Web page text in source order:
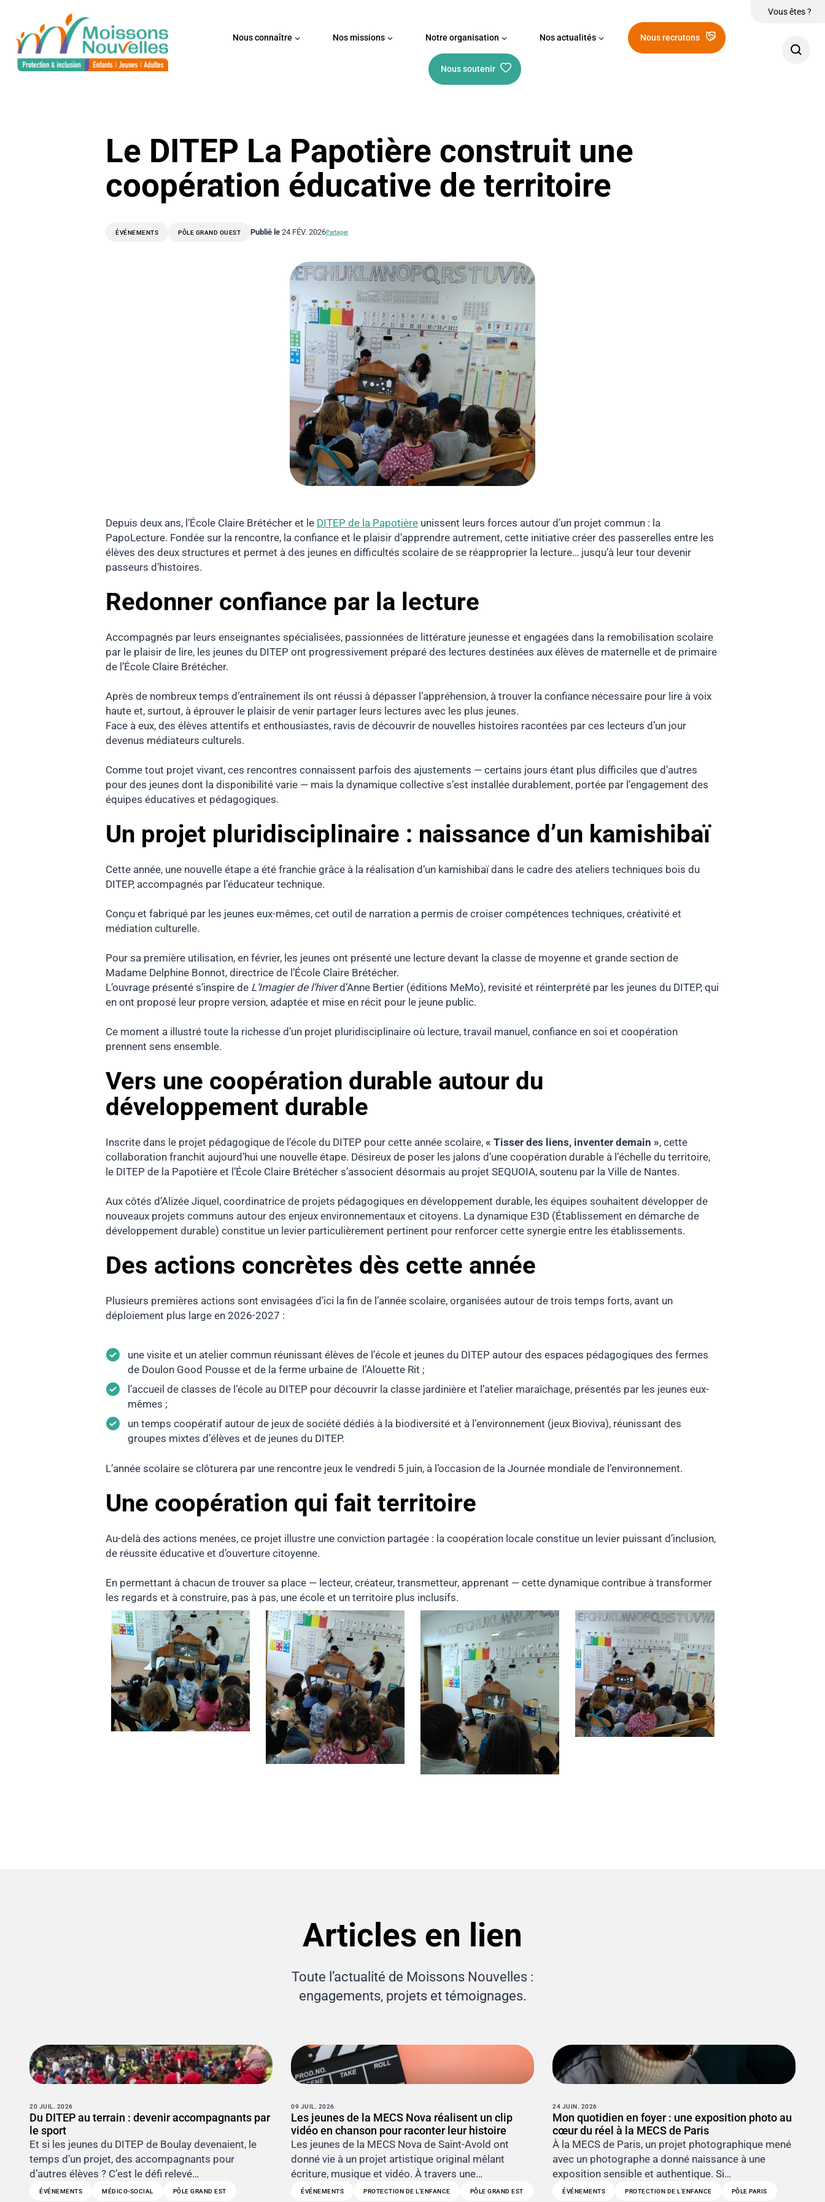
contenu
Vous êtes ?
Nous connaître Nos missions Notre organisation Nos actualités Nous recrutons
Nous soutenir
Le DITEP La Papotière construit une
coopération éducative de territoire
ÉVÉNEMENTS PÔLE GRAND OUEST Publié le 24 FÉV. 2026Partager
Depuis deux ans, l’École Claire Brétécher et le DITEP de la Papotière unissent leurs forces autour d’un projet commun : la
PapoLecture. Fondée sur la rencontre, la confiance et le plaisir d’apprendre autrement, cette initiative créer des passerelles entre les
élèves des deux structures et permet à des jeunes en difficultés scolaire de se réapproprier la lecture… jusqu’à leur tour devenir
passeurs d’histoires.
Redonner confiance par la lecture
Accompagnés par leurs enseignantes spécialisées, passionnées de littérature jeunesse et engagées dans la remobilisation scolaire
par le plaisir de lire, les jeunes du DITEP ont progressivement préparé des lectures destinées aux élèves de maternelle et de primaire
de l’École Claire Brétécher.
Après de nombreux temps d’entraînement ils ont réussi à dépasser l’appréhension, à trouver la confiance nécessaire pour lire à voix
haute et, surtout, à éprouver le plaisir de venir partager leurs lectures avec les plus jeunes.
Face à eux, des élèves attentifs et enthousiastes, ravis de découvrir de nouvelles histoires racontées par ces lecteurs d’un jour
devenus médiateurs culturels.
Comme tout projet vivant, ces rencontres connaissent parfois des ajustements — certains jours étant plus difficiles que d’autres
pour des jeunes dont la disponibilité varie — mais la dynamique collective s’est installée durablement, portée par l’engagement des
équipes éducatives et pédagogiques.
Un projet pluridisciplinaire : naissance d’un kamishibaï
Cette année, une nouvelle étape a été franchie grâce à la réalisation d’un kamishibaï dans le cadre des ateliers techniques bois du
DITEP, accompagnés par l’éducateur technique.
Conçu et fabriqué par les jeunes eux-mêmes, cet outil de narration a permis de croiser compétences techniques, créativité et
médiation culturelle.
Pour sa première utilisation, en février, les jeunes ont présenté une lecture devant la classe de moyenne et grande section de
Madame Delphine Bonnot, directrice de l’École Claire Brétécher.
L’ouvrage présenté s’inspire de L’Imagier de l’hiverd’Anne Bertier (éditions MeMo), revisité et réinterprété par les jeunes du DITEP, qui
en ont proposé leur propre version, adaptée et mise en récit pour le jeune public.
Ce moment a illustré toute la richesse d’un projet pluridisciplinaire où lecture, travail manuel, confiance en soi et coopération
prennent sens ensemble.
Vers une coopération durable autour du
développement durable
Inscrite dans le projet pédagogique de l’école du DITEP pour cette année scolaire, « Tisser des liens, inventer demain », cette
collaboration franchit aujourd’hui une nouvelle étape. Désireux de poser les jalons d’une coopération durable à l’échelle du territoire,
le DITEP de la Papotière et l’École Claire Brétécher s’associent désormais au projet SEQUOIA, soutenu par la Ville de Nantes.
Aux côtés d’Alizée Jiquel, coordinatrice de projets pédagogiques en développement durable, les équipes souhaitent développer de
nouveaux projets communs autour des enjeux environnementaux et citoyens. La dynamique E3D (Établissement en démarche de
développement durable) constitue un levier particulièrement pertinent pour renforcer cette synergie entre les établissements.
Des actions concrètes dès cette année
Plusieurs premières actions sont envisagées d’ici la fin de l’année scolaire, organisées autour de trois temps forts, avant un
déploiement plus large en 2026-2027 :
une visite et un atelier commun réunissant élèves de l’école et jeunes du DITEP autour des espaces pédagogiques des fermes
de Doulon Good Pousse et de la ferme urbaine de l’Alouette Rit ;
l’accueil de classes de l’école au DITEP pour découvrir la classe jardinière et l’atelier maraîchage, présentés par les jeunes eux-
mêmes ;
un temps coopératif autour de jeux de société dédiés à la biodiversité et à l’environnement (jeux Bioviva), réunissant des
groupes mixtes d’élèves et de jeunes du DITEP.
L’année scolaire se clôturera par une rencontre jeux le vendredi 5 juin, à l’occasion de la Journée mondiale de l’environnement.
Une coopération qui fait territoire
Au-delà des actions menées, ce projet illustre une conviction partagée : la coopération locale constitue un levier puissant d’inclusion,
de réussite éducative et d’ouverture citoyenne.
En permettant à chacun de trouver sa place — lecteur, créateur, transmetteur, apprenant — cette dynamique contribue à transformer
les regards et à construire, pas à pas, une école et un territoire plus inclusifs.
Articles en lien
Toute l’actualité de Moissons Nouvelles :
engagements, projets et témoignages.
20 JUIL. 2026
Du DITEP au terrain : devenir accompagnants par
le sport
Et si les jeunes du DITEP de Boulay devenaient, le
temps d’un projet, des accompagnants pour
d’autres élèves ? C’est le défi relevé…
ÉVÉNEMENTS MÉDICO-SOCIAL PÔLE GRAND EST
09 JUIL. 2026
Les jeunes de la MECS Nova réalisent un clip
vidéo en chanson pour raconter leur histoire
Les jeunes de la MECS Nova de Saint-Avold ont
donné vie à un projet artistique original mêlant
écriture, musique et vidéo. À travers une…
ÉVÉNEMENTS PROTECTION DE L’ENFANCE PÔLE GRAND EST
24 JUIN. 2026
Mon quotidien en foyer : une exposition photo au
cœur du réel à la MECS de Paris
À la MECS de Paris, un projet photographique mené
avec un photographe a donné naissance à une
exposition sensible et authentique. Si…
ÉVÉNEMENTS PROTECTION DE L’ENFANCE PÔLE PARIS